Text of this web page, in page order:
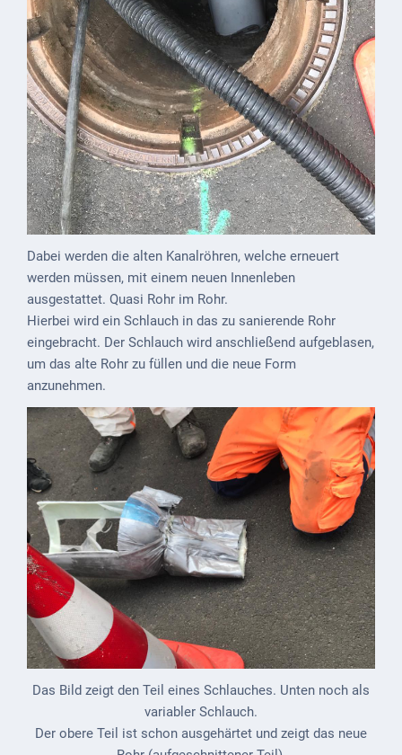
Schulbilder
Datenschutz
Kontakt
Veranstaltungen
und Events
Kultur &
Freizeit
Feste
feiern
Wandern/Nord.Walking
Radfahren
VG
Musikschule
und VHS
Kalender
Wein &
Genuss
Fest um
den
Wein
Weinprinzessin
Sektgüter,
Dabei werden die alten Kanalröhren, welche erneuert
werden müssen, mit einem neuen Innenleben
ausgestattet. Quasi Rohr im Rohr.
Hierbei wird ein Schlauch in das zu sanierende Rohr
eingebracht. Der Schlauch wird anschließend aufgeblasen,
um das alte Rohr zu füllen und die neue Form
anzunehmen.
Das Bild zeigt den Teil eines Schlauches. Unten noch als
variabler Schlauch.
Der obere Teil ist schon ausgehärtet und zeigt das neue